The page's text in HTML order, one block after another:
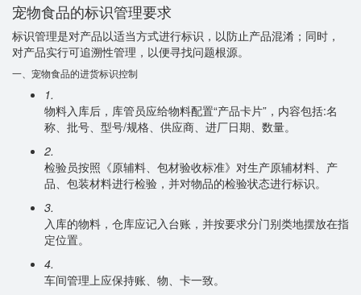
宠物食品的标识管理要求
标识管理是对产品以适当方式进行标识，以防止产品混淆；同时，
对产品实行可追溯性管理，以便寻找问题根源。
一、宠物食品的进货标识控制
1.
物料入库后，库管员应给物料配置“产品卡片”，内容包括:名
称、批号、型号/规格、供应商、进厂日期、数量。
2.
检验员按照《原辅料、包材验收标准》对生产原辅材料、产
品、包装材料进行检验，并对物品的检验状态进行标识。
3.
入库的物料，仓库应记入台账，并按要求分门别类地摆放在指
定位置。
4.
车间管理上应保持账、物、卡一致。